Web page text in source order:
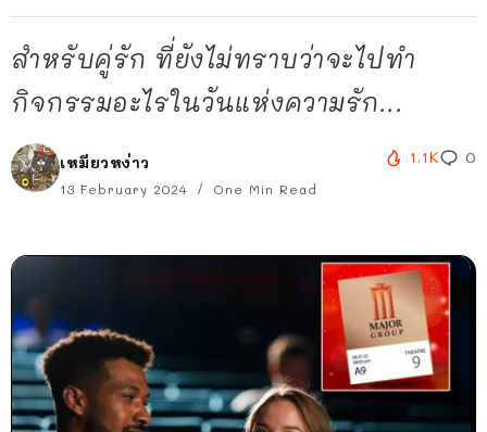
สำหรับคู่รัก ที่ยังไม่ทราบว่าจะไปทำ
กิจกรรมอะไรในวันแห่งความรัก...
เหมียวหง่าว
13 February 2024 One Min Read
1.1K 0